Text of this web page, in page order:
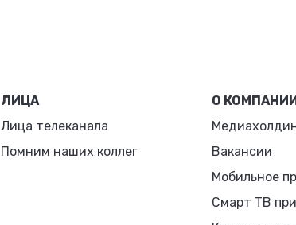
ЛИЦА
Лица телеканала
Помним наших коллег
О
Вакансии
Мобильное
Смарт ТВ